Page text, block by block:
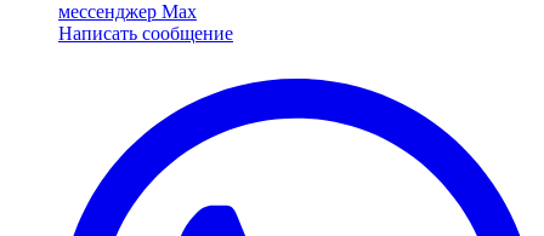
мессенджер Max
Написать сообщение